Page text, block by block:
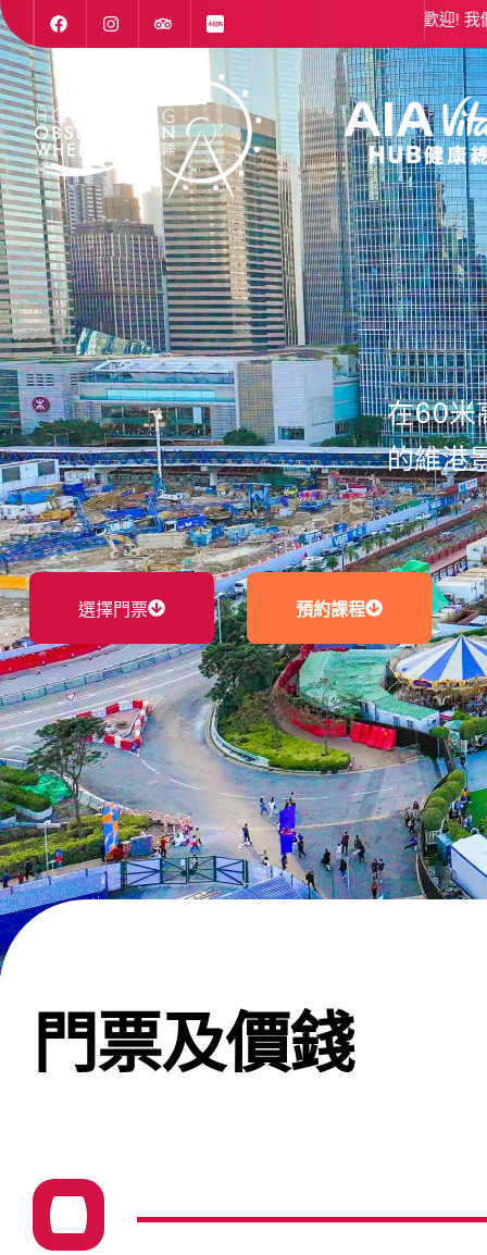
很快在香港摩天輪與你見面。 歡迎! 我們期待很快在香港
在60米
的維港
選擇門票 預約課程
門票及價錢